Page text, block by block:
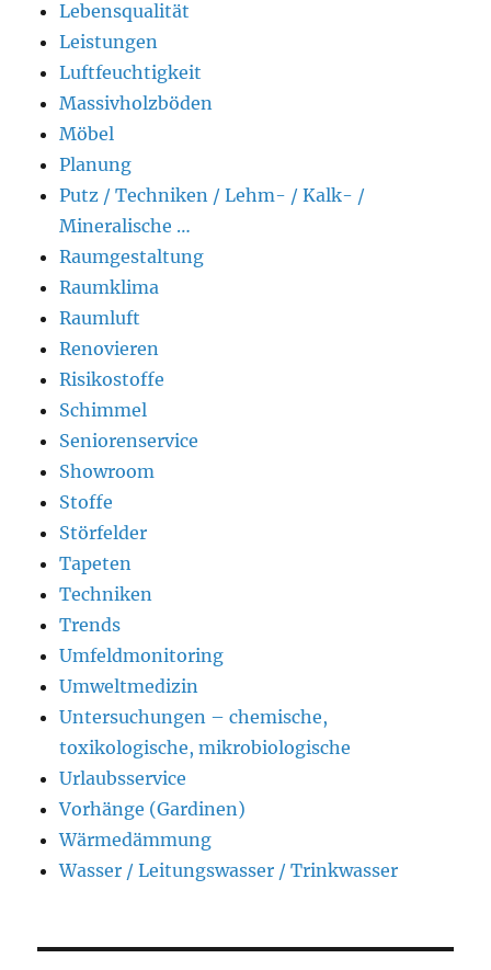
Lebensqualität
Leistungen
Luftfeuchtigkeit
Massivholzböden
Möbel
Planung
Putz / Techniken / Lehm- / Kalk- /
Mineralische …
Raumgestaltung
Raumklima
Raumluft
Renovieren
Risikostoffe
Schimmel
Seniorenservice
Showroom
Stoffe
Störfelder
Tapeten
Techniken
Trends
Umfeldmonitoring
Umweltmedizin
Untersuchungen – chemische,
toxikologische, mikrobiologische
Urlaubsservice
Vorhänge (Gardinen)
Wärmedämmung
Wasser / Leitungswasser / Trinkwasser